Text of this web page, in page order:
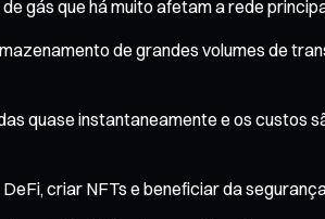
gás que há muito afetam a rede
de grandes volumes de
quase instantaneamente e os
criar NFTs e beneficiar da